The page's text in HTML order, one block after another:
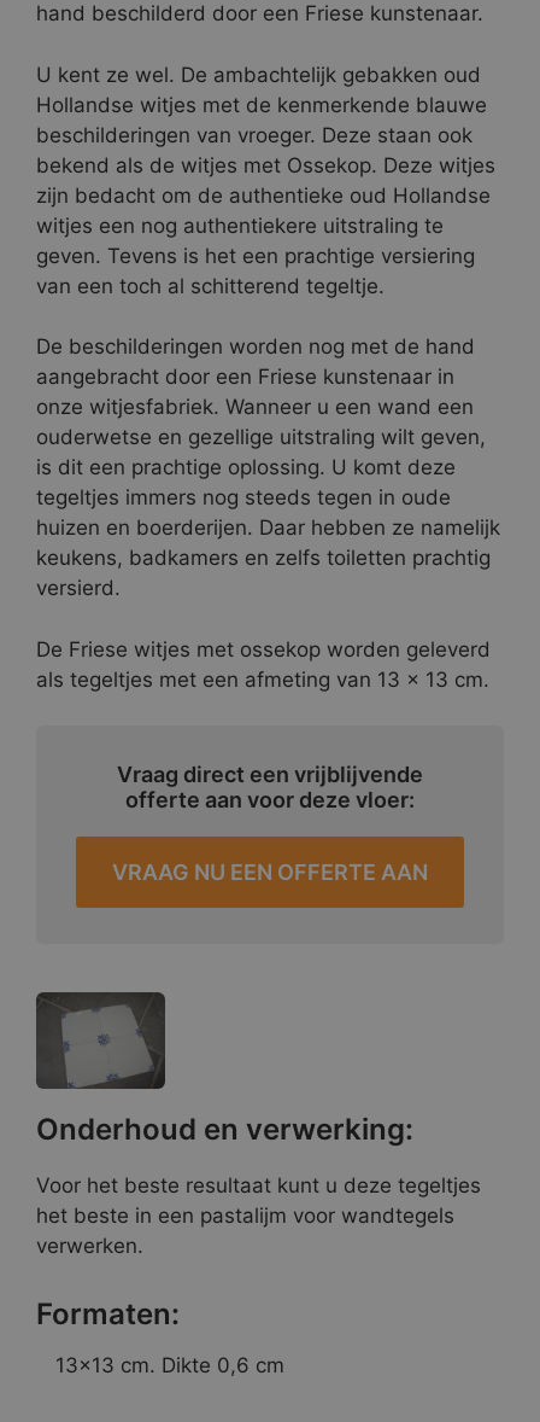
hand beschilderd door een Friese kunstenaar.
U kent ze wel. De ambachtelijk gebakken oud
Hollandse witjes met de kenmerkende blauwe
beschilderingen van vroeger. Deze staan ook
bekend als de witjes met Ossekop. Deze witjes
zijn bedacht om de authentieke oud Hollandse
witjes een nog authentiekere uitstraling te
geven. Tevens is het een prachtige versiering
van een toch al schitterend tegeltje.
De beschilderingen worden nog met de hand
aangebracht door een Friese kunstenaar in
onze witjesfabriek. Wanneer u een wand een
ouderwetse en gezellige uitstraling wilt geven,
is dit een prachtige oplossing. U komt deze
tegeltjes immers nog steeds tegen in oude
huizen en boerderijen. Daar hebben ze namelijk
keukens, badkamers en zelfs toiletten prachtig
versierd.
De Friese witjes met ossekop worden geleverd
als tegeltjes met een afmeting van 13 x 13 cm.
Vraag direct een vrijblijvende
offerte aan voor deze vloer:
VRAAG NU EEN OFFERTE AAN
Onderhoud en verwerking:
Voor het beste resultaat kunt u deze tegeltjes
het beste in een pastalijm voor wandtegels
verwerken.
Formaten:
13×13 cm. Dikte 0,6 cm